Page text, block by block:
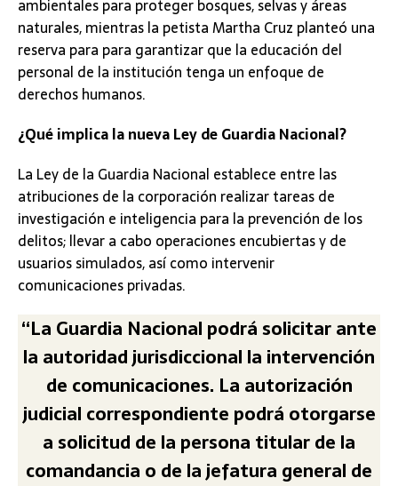
ambientales para proteger bosques, selvas y áreas
naturales, mientras la petista Martha Cruz planteó una
reserva para para garantizar que la educación del
personal de la institución tenga un enfoque de
derechos humanos.
¿Qué implica la nueva Ley de Guardia Nacional?
La Ley de la Guardia Nacional establece entre las
atribuciones de la corporación realizar tareas de
investigación e inteligencia para la prevención de los
delitos; llevar a cabo operaciones encubiertas y de
usuarios simulados, así como intervenir
comunicaciones privadas.
“La Guardia Nacional podrá solicitar ante
la autoridad jurisdiccional la intervención
de comunicaciones. La autorización
judicial correspondiente podrá otorgarse
a solicitud de la persona titular de la
comandancia o de la jefatura general de